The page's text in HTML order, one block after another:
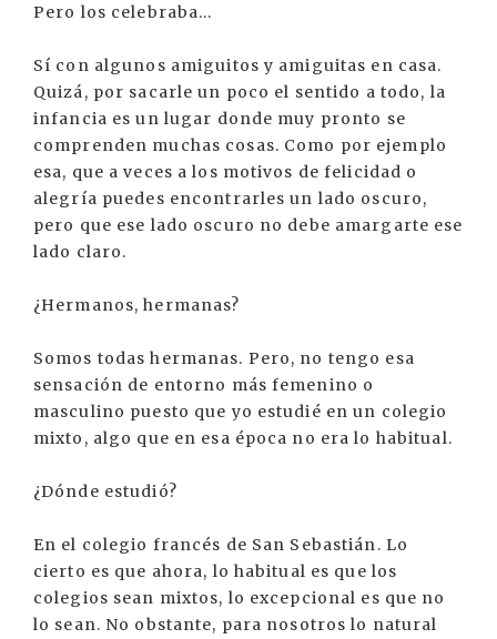
Pero los celebraba...
Sí con algunos amiguitos y amiguitas en casa.
Quizá, por sacarle un poco el sentido a todo, la
infancia es un lugar donde muy pronto se
comprenden muchas cosas. Como por ejemplo
esa, que a veces a los motivos de felicidad o
alegría puedes encontrarles un lado oscuro,
pero que ese lado oscuro no debe amargarte ese
lado claro.
¿Hermanos, hermanas?
Somos todas hermanas. Pero, no tengo esa
sensación de entorno más femenino o
masculino puesto que yo estudié en un colegio
mixto, algo que en esa época no era lo habitual.
¿Dónde estudió?
En el colegio francés de San Sebastián. Lo
cierto es que ahora, lo habitual es que los
colegios sean mixtos, lo excepcional es que no
lo sean. No obstante, para nosotros lo natural